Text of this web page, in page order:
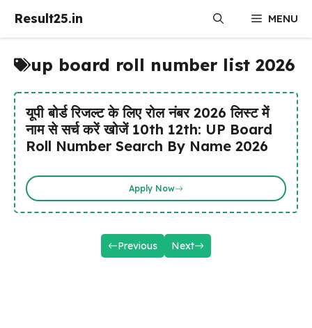
Result25.in MENU
up board roll number list 2026
यूपी बोर्ड रिजल्ट के लिए रोल नंबर 2026 लिस्ट में
नाम से सर्च करें खोजें 10th 12th: UP Board
Roll Number Search By Name 2026
Apply Now
Previous Next